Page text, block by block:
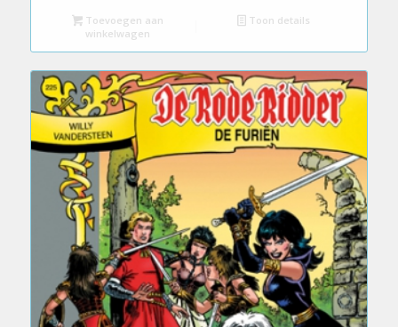
Toevoegen aan
winkelwagen
Toon details